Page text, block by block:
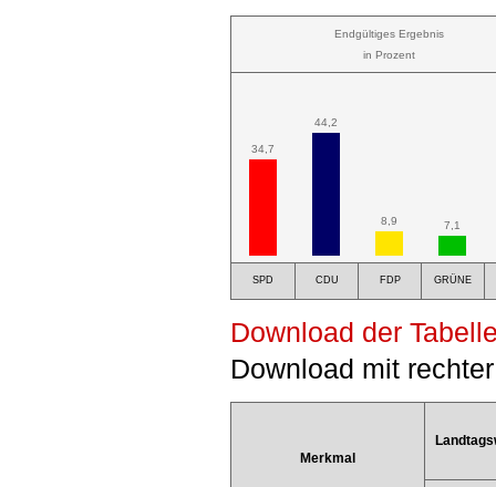
Endgültiges Ergebnis
in Prozent
34,7
44,2
8,9 7,1
SPD CDU FDP GRÜNE
Download der
Download mit
Merkmal